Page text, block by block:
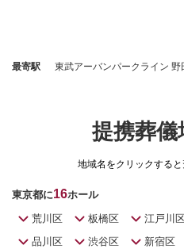
最寄駅 東武アーバンパークライン 野
提携葬儀
地域名をクリックすると
東京都に16ホール
荒川区 板橋区 江戸川
品川区
渋谷区 新宿区